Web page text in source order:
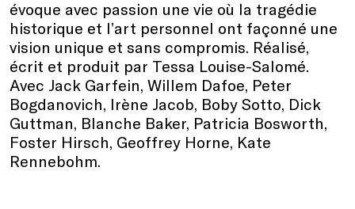
évoque avec passion une vie où la tragédie
historique et l’art personnel ont façonné une
vision unique et sans compromis. Réalisé,
écrit et produit par Tessa Louise-Salomé.
Avec Jack Garfein, Willem Dafoe, Peter
Bogdanovich, Irène Jacob, Boby Sotto, Dick
Guttman, Blanche Baker, Patricia Bosworth,
Foster Hirsch, Geoffrey Horne, Kate
Rennebohm.